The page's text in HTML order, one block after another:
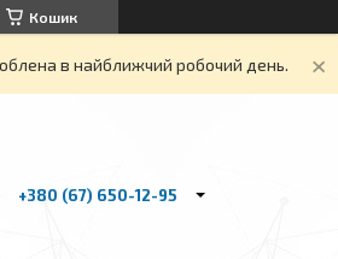
Кошик
в найближчий робочий день.
+380 (67) 650-12-95